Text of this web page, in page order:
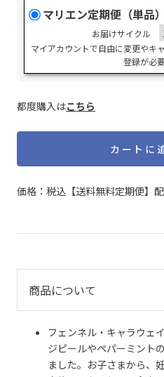
マリエン定期便（単品）
お届けサイクル
マイアカウントで自由に変更やキ
登録が必
都度購入はこちら
カートに
価格：税込【送料無料定期便】
商品について
フェンネル・キャラウェ
ジピールやペパーミント
ました。お子さまから、